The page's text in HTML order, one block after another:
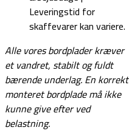
Leveringstid for
skaffevarer kan variere.
Alle vores bordplader kræver
et vandret, stabilt og fuldt
bærende underlag.En korrekt
monteret bordplade må ikke
kunne give efter ved
belastning.